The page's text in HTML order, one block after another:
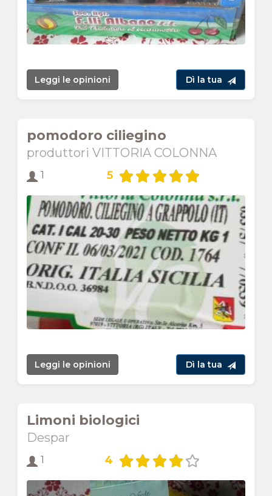
Leggi le opinioni Dì la tua
pomodoro ciliegino
produttori VITTORIA COLONNA
1 5
Leggi le opinioni Dì la tua
Limoni biologici
Despar
1 4